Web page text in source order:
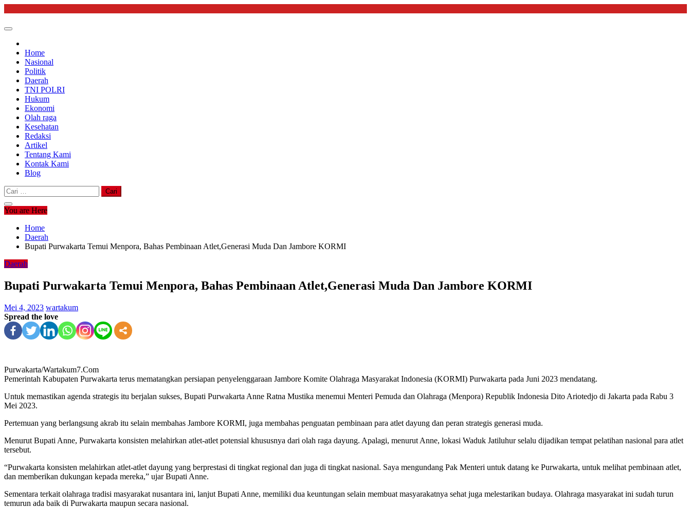
content
Home
Nasional
Politik
Daerah
TNI POLRI
Hukum
Ekonomi
Olah raga
Kesehatan
Redaksi
Artikel
Tentang Kami
Kontak Kami
Blog
Cari
untuk:
You are Here
Home
Daerah
Bupati Purwakarta Temui Menpora, Bahas Pembinaan Atlet,Generasi Muda Dan Jambore KORMI
Daerah
Bupati Purwakarta Temui Menpora, Bahas Pembinaan Atlet,Generasi Muda Dan Jambore KORMI
Mei 4, 2023 wartakum
Spread the love
Purwakarta/Wartakum7.Com
Pemerintah Kabupaten Purwakarta terus mematangkan persiapan penyelenggaraan Jambore Komite Olahraga Masyarakat Indonesia (KORMI) Purwakarta pada Juni 2023 mendatang.
Untuk memastikan agenda strategis itu berjalan sukses, Bupati Purwakarta Anne Ratna Mustika menemui Menteri Pemuda dan Olahraga (Menpora) Republik Indonesia Dito Ariotedjo di Jakarta pada Rabu 3
Mei 2023.
Pertemuan yang berlangsung akrab itu selain membahas Jambore KORMI, juga membahas penguatan pembinaan para atlet dayung dan peran strategis generasi muda.
Menurut Bupati Anne, Purwakarta konsisten melahirkan atlet-atlet potensial khususnya dari olah raga dayung. Apalagi, menurut Anne, lokasi Waduk Jatiluhur selalu dijadikan tempat pelatihan nasional para atlet
tersebut.
“Purwakarta konsisten melahirkan atlet-atlet dayung yang berprestasi di tingkat regional dan juga di tingkat nasional. Saya mengundang Pak Menteri untuk datang ke Purwakarta, untuk melihat pembinaan atlet,
dan memberikan dukungan kepada mereka,” ujar Bupati Anne.
Sementara terkait olahraga tradisi masyarakat nusantara ini, lanjut Bupati Anne, memiliki dua keuntungan selain membuat masyarakatnya sehat juga melestarikan budaya. Olahraga masyarakat ini sudah turun
temurun ada baik di Purwakarta maupun secara nasional.